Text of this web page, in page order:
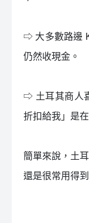
⇨ 大多數路邊
仍然收現金。
⇨ 土耳其商人
折扣給我」是
簡單來說，土
還是很常用得